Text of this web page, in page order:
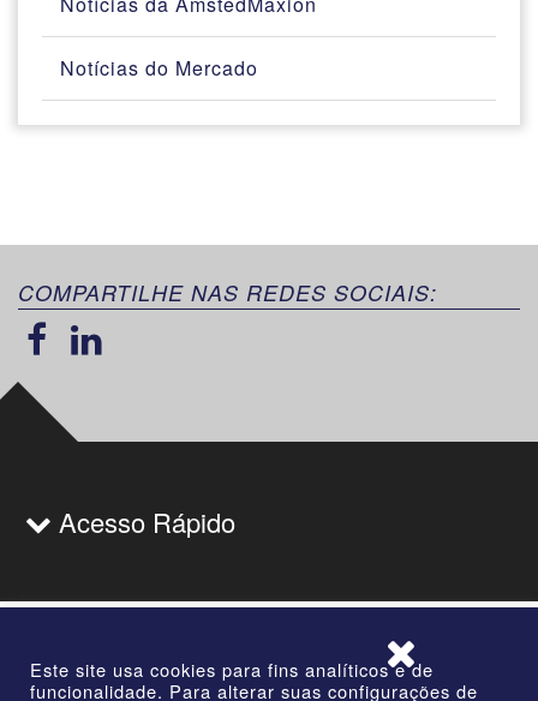
Notícias do Mercado
COMPARTILHE NAS REDES SOCIAIS:
Acesso Rápido
Este site usa cookies para fins analíticos e de
funcionalidade. Para alterar suas configurações de